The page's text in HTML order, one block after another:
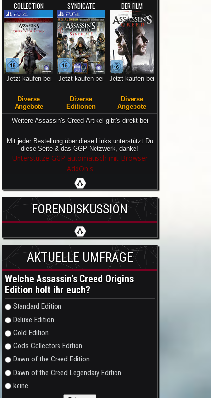
COLLECTION
Jetzt kaufen bei
Diverse
Angebote
SYNDICATE
Jetzt kaufen bei
Diverse
Editionen
DER FILM
Jetzt kaufen bei
Diverse
Angebote
Weitere Assassin's Creed-Artikel gibt's direkt bei
Mit jeder Bestellung über diese Links unterstützt Du
diese Seite & das GGP-Netzwerk, danke!
Unterstütze GGP automatisch mit Browser
AddOn's
FORENDISKUSSION
AKTUELLE UMFRAGE
Welche Assassin's Creed Origins
Edition holt ihr euch?
Auswahlmöglichkeiten
Standard Edition
Deluxe Edition
Gold Edition
Gods Collectors Edition
Dawn of the Creed Edition
Dawn of the Creed Legendary Edition
keine